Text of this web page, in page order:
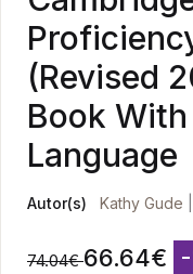
(Revised
Book
Language
Autor(s) Kathy Gude
74.04€ 66.64€